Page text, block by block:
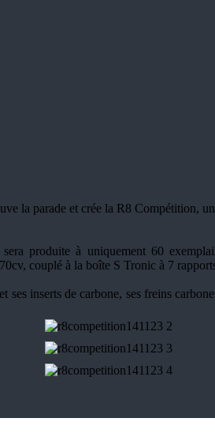
la parade et crée la R8 Compétition,
produite à uniquement 60
couplé à la boîte S Tronic à 7
inserts de carbone, ses freins